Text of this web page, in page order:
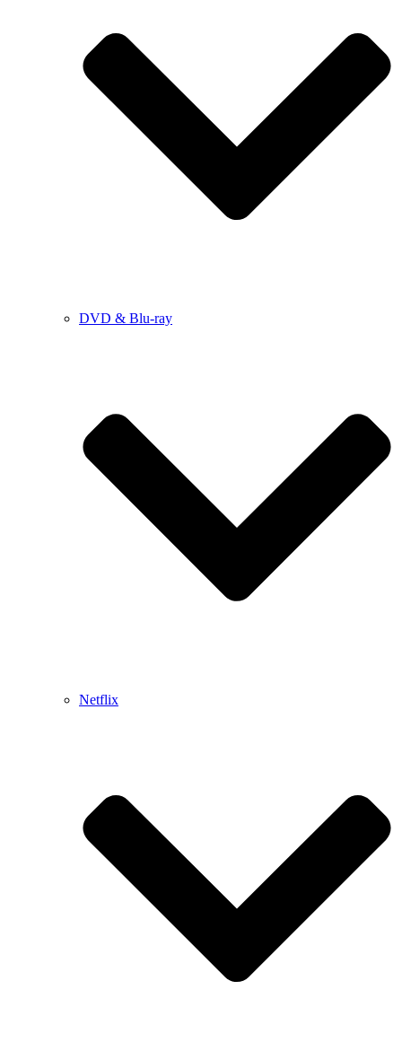
DVD & Blu-ray
Netflix